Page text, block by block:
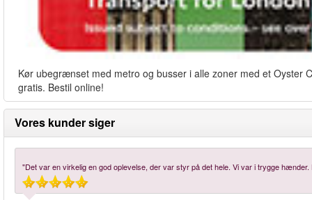
Kør ubegrænset med metro og busser i alle zoner med et Oyster
gratis. Bestil online!
Vores kunder siger
"Det var en virkelig en god oplevelse, der var styr på det hele. Vi var i trygge hænder.